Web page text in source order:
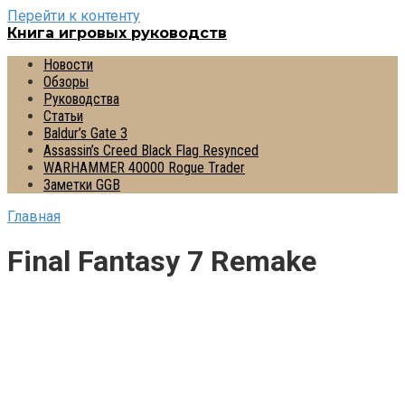
Перейти к контенту
Книга игровых руководств
Новости
Обзоры
Руководства
Статьи
Baldur’s Gate 3
Assassin’s Creed Black Flag Resynced
WARHAMMER 40000 Rogue Trader
Заметки GGB
Главная
Final Fantasy 7 Remake